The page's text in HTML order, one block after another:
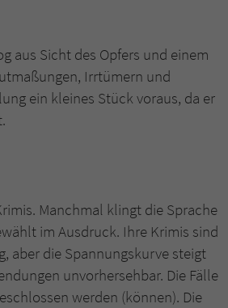
aus Sicht des Opfers und einem
Irrtümern und
ein kleines Stück voraus, da er
Manchmal klingt die Sprache
im Ausdruck. Ihre Krimis sind
aber die Spannungskurve steigt
unvorhersehbar. Die Fälle
werden (können). Die